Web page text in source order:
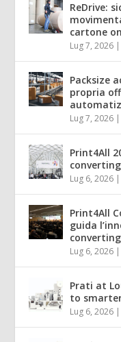
ReDrive:
cartone
Lug 7, 2026
Packsize
propria
Lug 7, 2026 |
Print4All
Lug 6, 2026 |
Print4All
guida
converting
Lug 6, 2026 |
Prati at
to
Lug 6, 2026 |